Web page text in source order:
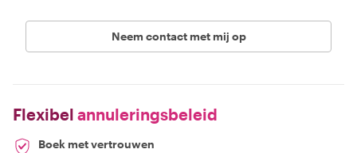
Neem contact met mij op
Flexibel annuleringsbeleid
Boek met vertrouwen